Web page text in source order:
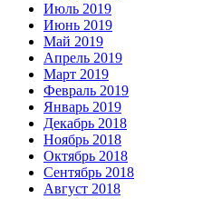
Июль 2019
Июнь 2019
Май 2019
Апрель 2019
Март 2019
Февраль 2019
Январь 2019
Декабрь 2018
Ноябрь 2018
Октябрь 2018
Сентябрь 2018
Август 2018